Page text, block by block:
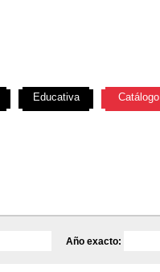
Año exacto:
Educativa Catálogo